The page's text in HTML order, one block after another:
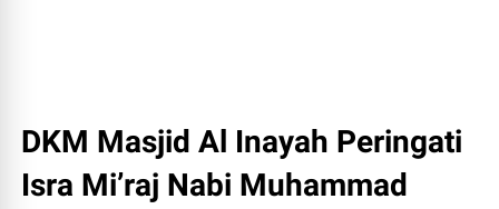
DKM Masjid Al Inayah Peringati
Isra Mi’raj Nabi Muhammad